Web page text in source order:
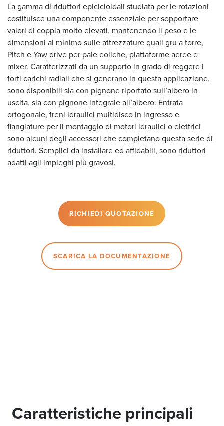
La gamma di riduttori epicicloidali studiata per le rotazioni
costituisce una componente essenziale per sopportare
valori di coppia molto elevati, mantenendo il peso e le
dimensioni al minimo sulle attrezzature quali gru a torre,
Pitch e Yaw drive per pale eoliche, piattaforme aeree e
mixer. Caratterizzati da un supporto in grado di reggere i
forti carichi radiali che si generano in questa applicazione,
sono disponibili sia con pignone riportato sull’albero in
uscita, sia con pignone integrale all’albero. Entrata
ortogonale, freni idraulici multidisco in ingresso e
flangiature per il montaggio di motori idraulici o elettrici
sono alcuni degli accessori che completano questa serie di
riduttori. Semplici da installare ed affidabili, sono riduttori
adatti agli impieghi più gravosi.
RICHIEDI QUOTAZIONE
SCARICA LA DOCUMENTAZIONE
Caratteristiche principali